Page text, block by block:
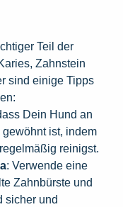
Teil der
Zahnstein
sind einige Tipps
Dein Hund an
ist, indem
reinigst.
: Verwende eine
Zahnbürste und
sicher und